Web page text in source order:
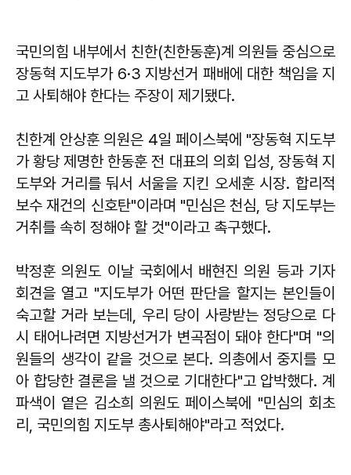
국민의힘 내부에서 친한(친한동훈)계 의원들 중심으로
장동혁 지도부가 6·3 지방선거 패배에 대한 책임을 지
고 사퇴해야 한다는 주장이 제기됐다.
친한계 안상훈 의원은 4일 페이스북에 "장동혁 지도부
가 황당 제명한 한동훈 전 대표의 의회 입성, 장동혁 지
도부와 거리를 둬서 서울을 지킨 오세훈 시장. 합리적
보수 재건의 신호탄"이라며 "민심은 천심, 당 지도부는
거취를 속히 정해야 할 것"이라고 촉구했다.
박정훈 의원도 이날 국회에서 배현진 의원 등과 기자
회견을 열고 "지도부가 어떤 판단을 할지는 본인들이
숙고할 거라 보는데, 우리 당이 사랑받는 정당으로 다
시 태어나려면 지방선거가 변곡점이 돼야 한다"며 "의
원들의 생각이 같을 것으로 본다. 의총에서 중지를 모
아 합당한 결론을 낼 것으로 기대한다"고 압박했다. 계
파색이 옅은 김소희 의원도 페이스북에 "민심의 회초
리, 국민의힘 지도부 총사퇴해야"라고 적었다.